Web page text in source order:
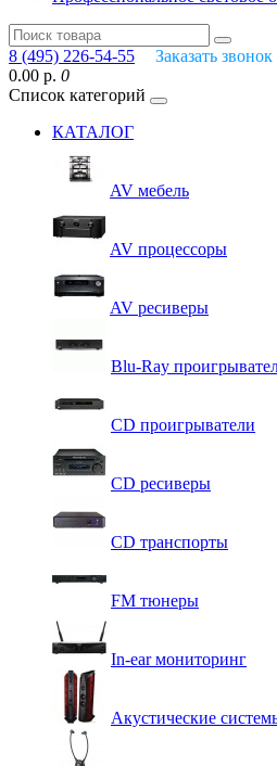
8 (495) 226-54-55
Заказать звонок
0.00 р. 0
Список категорий
КАТАЛОГ
AV мебель
AV процессоры
AV ресиверы
Blu-Ray
CD проигрыватели
CD ресиверы
CD транспорты
FM тюнеры
In-ear мониторинг
Акустические